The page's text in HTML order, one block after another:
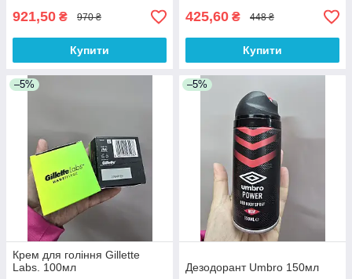
921,50 ₴ 970 ₴
Купити
425,60 ₴ 448 ₴
Купити
–5%
Крем для гоління Gillette
Labs. 100мл
–5%
Дезодорант Umbro 150мл